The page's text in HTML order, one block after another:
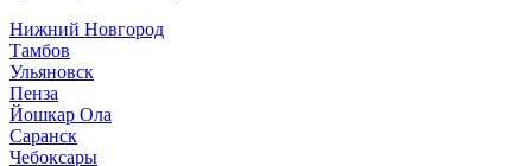
Нижний Новгород
Тамбов
Ульяновск
Пенза
Йошкар Ола
Саранск
Чебоксары